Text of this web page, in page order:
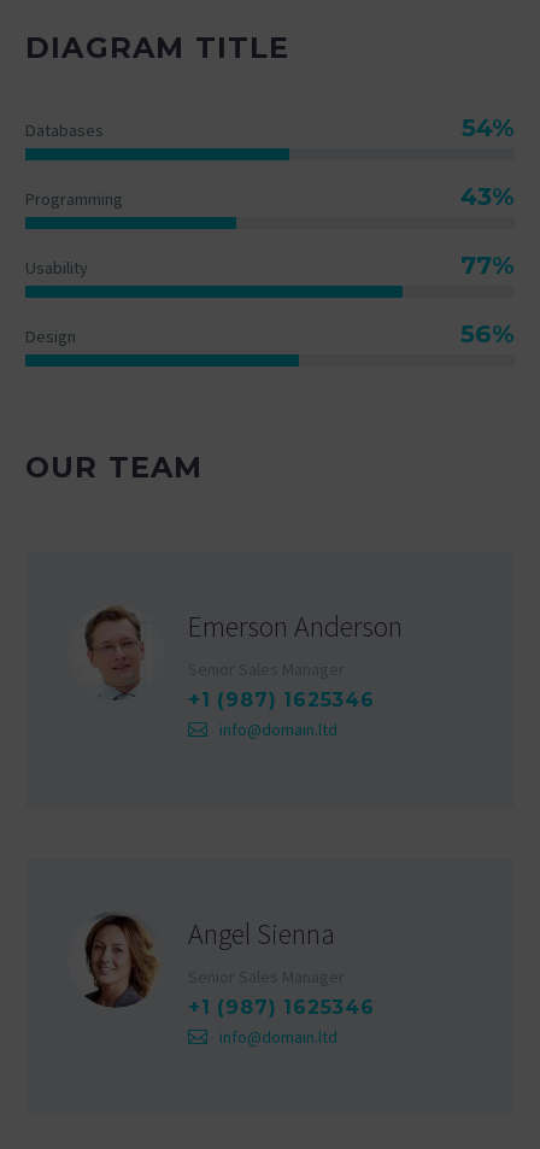
DIAGRAM TITLE
Databases 54%
Programming 43%
Usability 77%
Design 56%
OUR TEAM
Emerson Anderson
+1 (987) 1625346
info@domain.ltd
Angel Sienna
+1 (987) 1625346
info@domain.ltd